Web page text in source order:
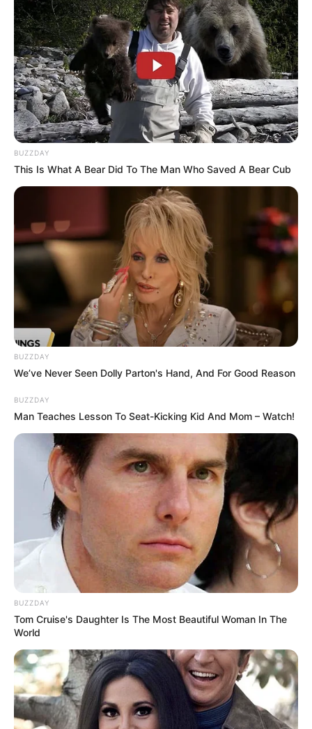
BUZZDAY
This Is What A Bear Did To The Man Who Saved A Bear Cub
BUZZDAY
We’ve Never Seen Dolly Parton's Hand, And For Good Reason
BUZZDAY
Man Teaches Lesson To Seat-Kicking Kid And Mom – Watch!
BUZZDAY
Tom Cruise's Daughter Is The Most Beautiful Woman In The
World